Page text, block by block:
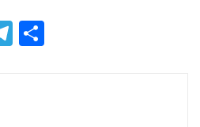
T